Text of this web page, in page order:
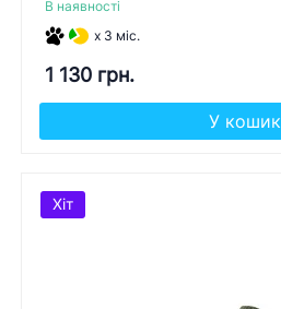
В наявності
x 3 міс.
1 130 грн.
У кошик
Хіт